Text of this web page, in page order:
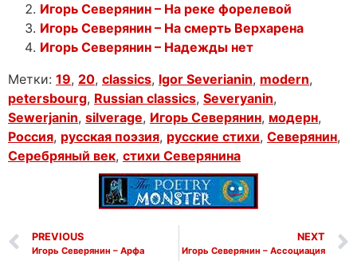
Игорь Северянин – На реке форелевой
Игорь Северянин – На смерть Верхарена
Игорь Северянин – Надежды нет
Метки: 19, 20, classics, Igor Severianin, modern,
petersbourg, Russian classics, Severyanin,
Sewerjanin, silverage, Игорь Северянин, модерн,
Россия, русская поэзия, русские стихи, Северянин,
Серебряный век, стихи Северянина
PREVIOUS
Игорь Северянин – Арфа
NEXT
Игорь Северянин – Ассоциация